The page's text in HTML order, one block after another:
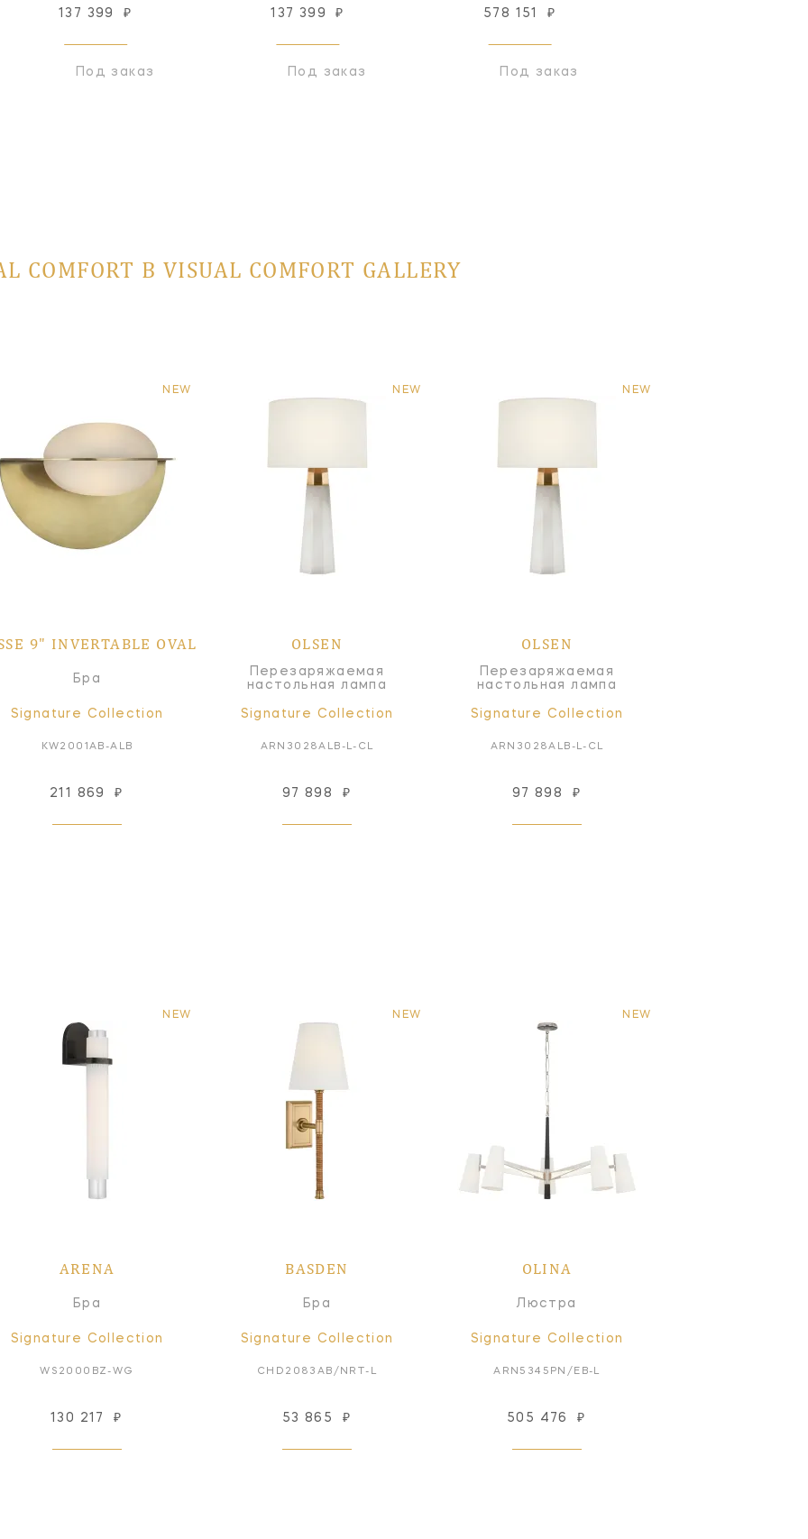
137 399 ₽
Под заказ
137 399 ₽
Под заказ
578 151 ₽
Под заказ
COMFORT В VISUAL COMFORT GALLERY
NEW
9" INVERTABLE OVAL
Бра
Signature Collection
KW2001AB-ALB
211 869 ₽
NEW
OLSEN
Перезаряжаемая
настольная лампа
Signature Collection
ARN3028ALB-L-CL
97 898 ₽
NEW
OLSEN
Перезаряжаемая
настольная лампа
Signature Collection
ARN3028ALB-L-CL
97 898 ₽
NEW
ARENA
Бра
Signature Collection
WS2000BZ-WG
130 217 ₽
NEW
BASDEN
Бра
Signature Collection
CHD2083AB/NRT-L
53 865 ₽
NEW
OLINA
Люстра
Signature Collection
ARN5345PN/EB-L
505 476 ₽